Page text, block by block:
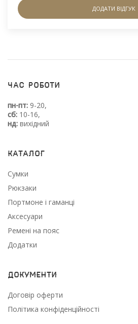
ДОДАТИ ВІДГУК
Час роботи
пн-пт: 9-20,
сб: 10-16,
нд: вихідний
Каталог
Сумки
Рюкзаки
Портмоне і гаманці
Аксесуари
Ремені на пояс
Додатки
Документи
Договір оферти
Політика конфіденційності